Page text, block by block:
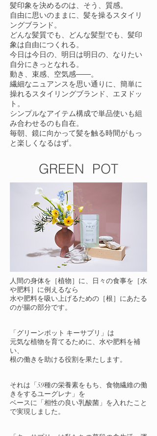
髪印象を決めるのは、そう、質感。
自由に思いのままに、髪を操るスタイリ
ングブランド。
どんな髪質でも、どんな髪型でも、髪印
象は自由につくれる。
今日は今日の、明日は明日の、なりたい
自分にきっとなれる。
動き、束感、空気感――。
繊細なニュアンスを思い通りに、簡単に
操れるスタイリングブランド、エヌドッ
ト。
シンプルなアイテム構成で単品使いも組
み合わせるのも自在。
毎朝、鏡に向かって髪を触る時間がもっ
と楽しくなるはず。
GREEN POT
人間の身体を［植物］に、日々の食事を［水
や肥料］に例えるなら
水や肥料を吸い上げるための［根］にあたる
のが腸の部分です。
「グリーンポット キーサプリ」は
元気な植物を育てるために、水や肥料を補
い、
根の働きを助ける役割を果たします。
それは「59種の栄養素をもち、食物繊維の働
きをするユーグレナ」を
ベースに「相性の良い乳酸菌」を入れたこと
で実現しました。